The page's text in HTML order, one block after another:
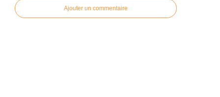
Ajouter un commentaire